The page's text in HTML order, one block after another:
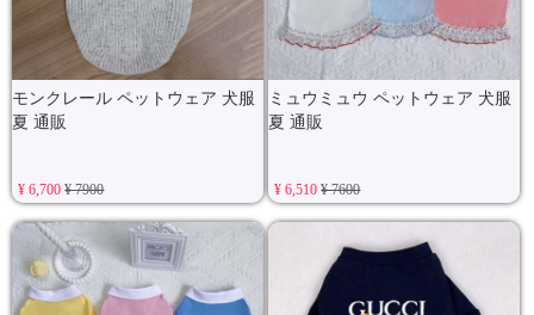
モンクレール ペットウェア 犬服
夏 通販
¥ 6,700¥ 7900
ミュウミュウ ペットウェア 犬服
夏 通販
¥ 6,510¥ 7600